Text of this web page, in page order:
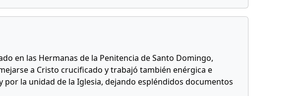
en las Hermanas de la Penitencia de Santo Domingo,
a Cristo crucificado y trabajó también enérgica e
la unidad de la Iglesia, dejando espléndidos documentos